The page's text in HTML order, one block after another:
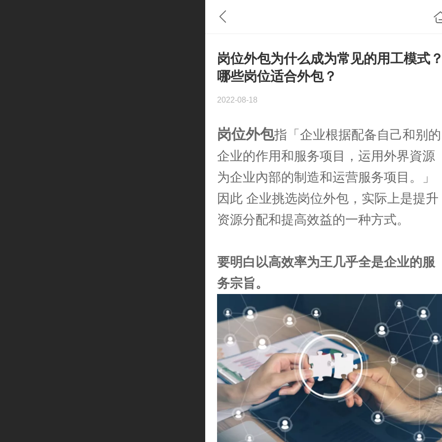
岗位外包为什么成为常见的用工模式
哪些岗位适合外包？
2022-08-18
岗位外包指「企业根据配备自己和别的
企业的作用和服务项目，运用外界資源
为企业內部的制造和运营服务项目。」
因此 企业挑选岗位外包，实际上是提升
资源分配和提高效益的一种方式。
要明白以高效率为王几乎全是企业的服
务宗旨。